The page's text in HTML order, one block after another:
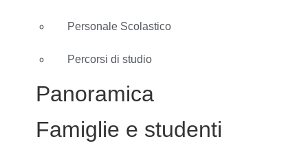
Personale Scolastico
Percorsi di studio
Panoramica
Famiglie e studenti